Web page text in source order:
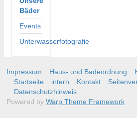
Bäder
Events
Unterwasserfotografie
Impressum Haus- und Badeordnung
Startseite
intern Kontakt
Datenschutzhinweis
Powered by Warp Theme Framework